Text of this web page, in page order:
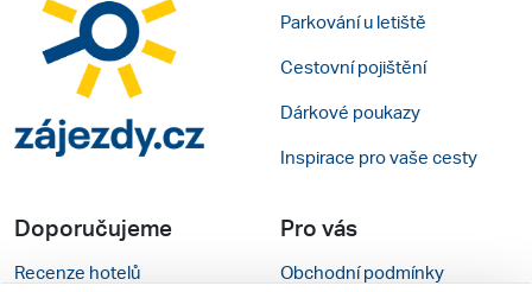
Parkování u letiště
Cestovní pojištění
Dárkové poukazy
Inspirace pro vaše cesty
Doporučujeme
Recenze hotelů
Pro vás
Obchodní podmínky